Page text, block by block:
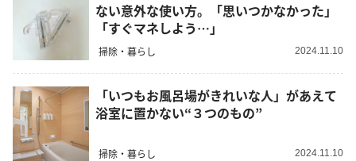
ない意外な使い方。「思いつかなかった」
「すぐマネしよう…」
掃除・暮らし 2024.11.10
「いつもお風呂場がきれいな人」があえて
浴室に置かない“３つのもの”
掃除・暮らし 2024.11.10